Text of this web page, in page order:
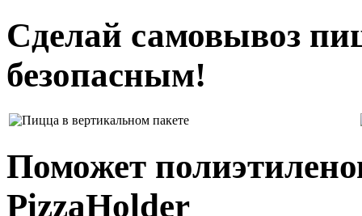
Сделай самовывоз
безопасным!
Поможет
PizzaHolder